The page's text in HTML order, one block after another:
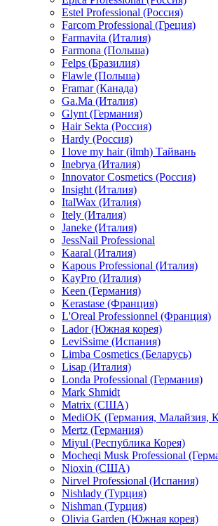
Estel Professional (Россия)
Farcom Professional (Греция)
Farmavita (Италия)
Farmona (Польша)
Felps (Бразилия)
Flawle (Польша)
Framar (Канада)
Ga.Ma (Италия)
Glynt (Германия)
Hair Sekta (Россия)
Hardy (Россия)
I love my hair (ilmh) Тайвань
Inebrya (Италия)
Innovator Cosmetics (Россия)
Insight (Италия)
ItalWax (Италия)
Itely (Италия)
Janeke (Италия)
JessNail Professional
Kaaral (Италия)
Kapous Professional (Италия)
KayPro (Италия)
Keen (Германия)
Kerastase (Франция)
L'Oreal Professionnel (Франция)
Lador (Южная корея)
LeviSsime (Испания)
Limba Cosmetics (Беларусь)
Lisap (Италия)
Londa Professional (Германия)
Mark Shmidt
Matrix (США)
MediOK (Германия, Малайзия,
Mertz (Германия)
Miyul (Республика Корея)
Mocheqi Musk Professional
Nioxin (США)
Nirvel Professional (Испания)
Nishlady (Турция)
Nishman (Турция)
Olivia Garden (Южная корея)